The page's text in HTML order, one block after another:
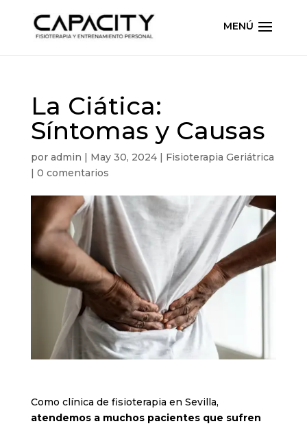
La Ciática:
Síntomas y Causas
por admin | May 30, 2024| Fisioterapia Geriátrica
| 0 comentarios
Como clínica de fisioterapia en Sevilla,
atendemos a muchos pacientes que sufren